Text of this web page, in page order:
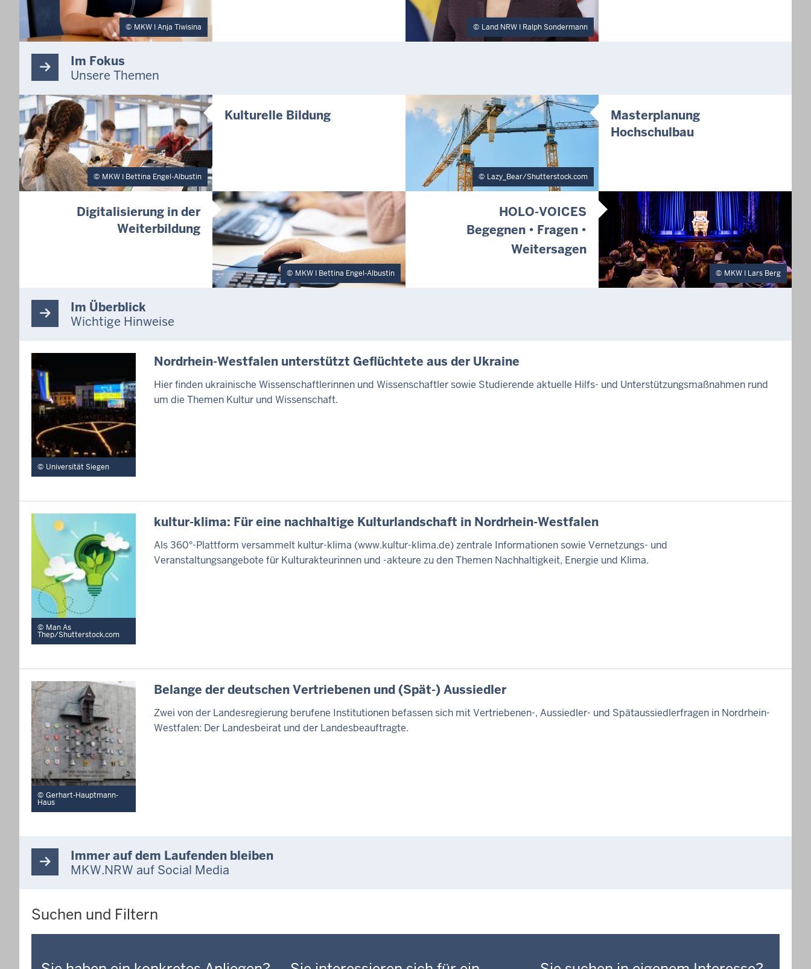
MKW I Anja Tiwisina Land NRW I Ralph Sondermann
Im Fokus
Unsere Themen
MKW I Bettina Engel-Albustin
Kulturelle Bildung
Lazy_Bear/Shutterstock.com
Masterplanung
Hochschulbau
MKW I Bettina Engel-Albustin
Digitalisierung in der
Weiterbildung
MKW I Lars Berg
HOLO-VOICES
Begegnen • Fragen •
Weitersagen
Im Überblick
Wichtige Hinweise
Universität Siegen
Nordrhein-Westfalen unterstützt Geflüchtete aus der Ukraine
Hier finden ukrainische Wissenschaftlerinnen und Wissenschaftler sowie Studierende aktuelle Hilfs- und Unterstützungsmaßnahmen rund
um die Themen Kultur und Wissenschaft.
Man As
Thep/Shutterstock.com
kultur-klima: Für eine nachhaltige Kulturlandschaft in Nordrhein-Westfalen
Als 360°-Plattform versammelt kultur-klima (www.kultur-klima.de) zentrale Informationen sowie Vernetzungs- und
Veranstaltungsangebote für Kulturakteurinnen und -akteure zu den Themen Nachhaltigkeit, Energie und Klima.
Gerhart-Hauptmann-
Haus
Belange der deutschen Vertriebenen und (Spät-) Aussiedler
Zwei von der Landesregierung berufene Institutionen befassen sich mit Vertriebenen-, Aussiedler- und Spätaussiedlerfragen in Nordrhein-
Westfalen: Der Landesbeirat und der Landesbeauftragte.
Immer auf dem Laufenden bleiben
MKW.NRW auf Social Media
Suchen und Filtern